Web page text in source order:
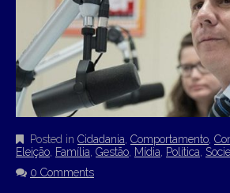
Posted in Cidadania Comportamento
Eleição Família Gestão Mídia Política
0 Comments